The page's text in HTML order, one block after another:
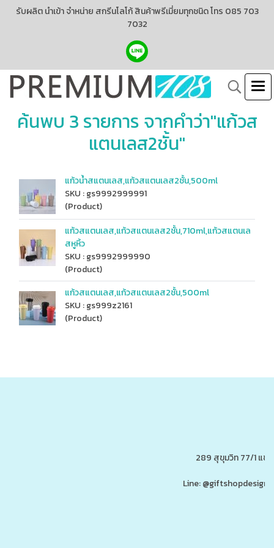
รับผลิต นำเข้า จำหน่าย สกรีนโลโก้ สินค้าพรีเมี่ยมทุกชนิด โทร 085 703
7032
ค้นพบ 3 รายการ จากคำว่า"แก้วส
แตนเลส2ชั้น"
แก้วน้ำสแตนเลส,แก้วสแตนเลส2ชั้น,500ml
SKU : gs9992999991
(Product)
แก้วสแตนเลส,แก้วสแตนเลส2ชั้น,710ml,แก้วสแตนเล
สหูหิ้ว
SKU : gs9992999990
(Product)
แก้วสแตนเลส,แก้วสแตนเลส2ชั้น,500ml
SKU : gs999z2161
(Product)
289 สุขุมวิท 77/1 แข
Line: